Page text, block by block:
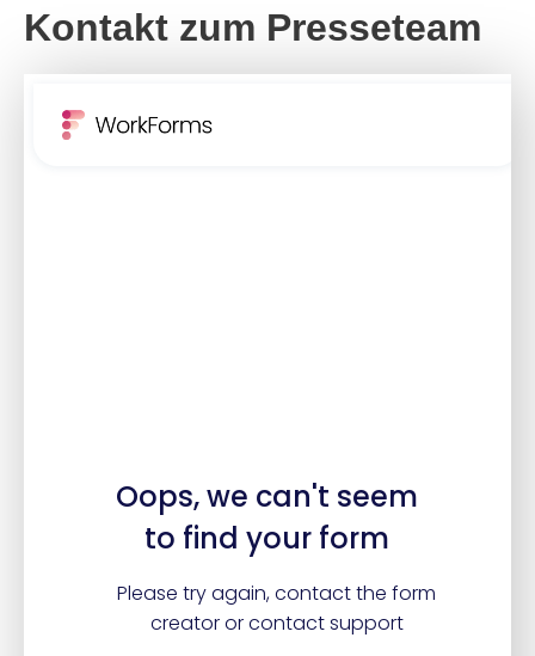
Kontakt zum Presseteam